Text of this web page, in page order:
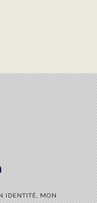
IDENTITÉ, MON